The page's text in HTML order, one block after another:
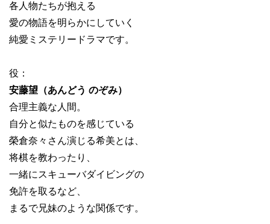
各人物たちが抱える
愛の物語を明らかにしていく
純愛ミステリードラマです。
役：
安藤望（あんどう のぞみ）
合理主義な人間。
自分と似たものを感じている
榮倉奈々さん演じる希美とは、
将棋を教わったり、
一緒にスキューバダイビングの
免許を取るなど、
まるで兄妹のような関係です。